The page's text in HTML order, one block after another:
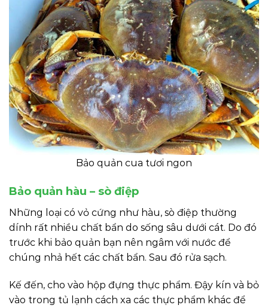
Bảo quản cua tươi ngon
Bảo quản hàu – sò điệp
Những loại có vỏ cứng như hàu, sò điệp thường
dính rất nhiều chất bẩn do sống sâu dưới cát. Do đó
trước khi bảo quản bạn nên ngâm với nước để
chúng nhả hết các chất bẩn. Sau đó rửa sạch.
Kế đến, cho vào hộp đựng thực phẩm. Đậy kín và bỏ
vào trong tủ lạnh cách xa các thực phẩm khác để